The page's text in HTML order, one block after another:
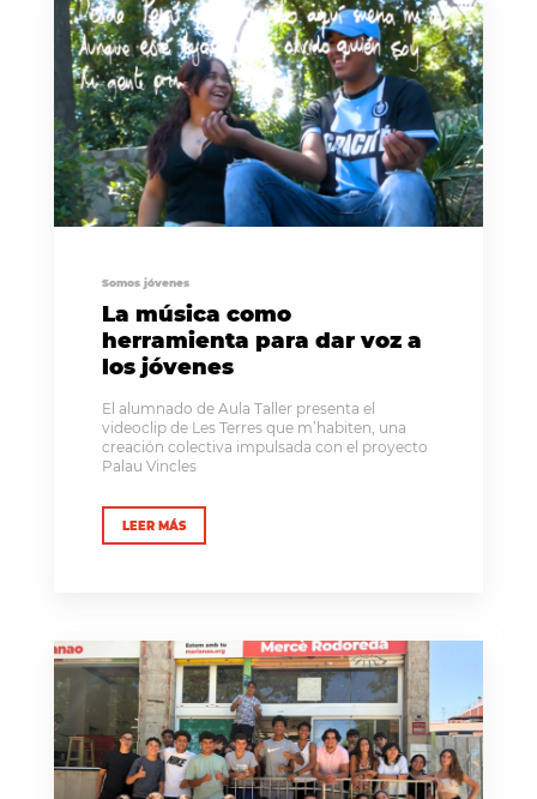
Somos jóvenes
La música como
herramienta para dar voz a
los jóvenes
El alumnado de Aula Taller presenta el
videoclip de Les Terres que m’habiten, una
creación colectiva impulsada con el proyecto
Palau Vincles
LEER MÁS